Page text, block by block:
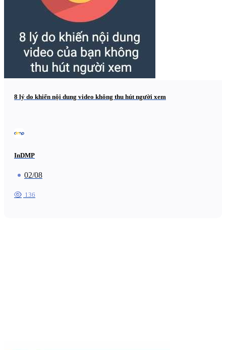
8 lý do khiến nội dung video không thu hút người xem
InDMP
02/08
136